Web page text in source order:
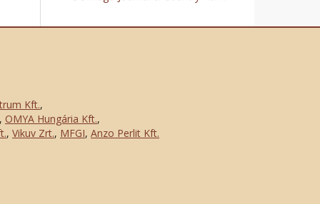
Kft.,
, OMYA Hungária Kft.,
, Vikuv Zrt., MFGI, Anzo Perlit Kft.